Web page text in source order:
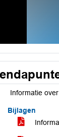
Informatie
Bijlagen